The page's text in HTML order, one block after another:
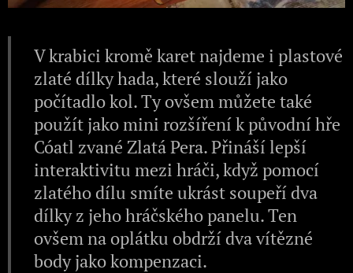
V krabici kromě karet najdeme i plastové
zlaté dílky hada, které slouží jako
počítadlo kol. Ty ovšem můžete také
použít jako mini rozšíření k původní hře
Cóatl zvané Zlatá Pera. Přináší lepší
interaktivitu mezi hráči, když pomocí
zlatého dílu smíte ukrást soupeří dva
dílky z jeho hráčského panelu. Ten
ovšem na oplátku obdrží dva vítězné
body jako kompenzaci.